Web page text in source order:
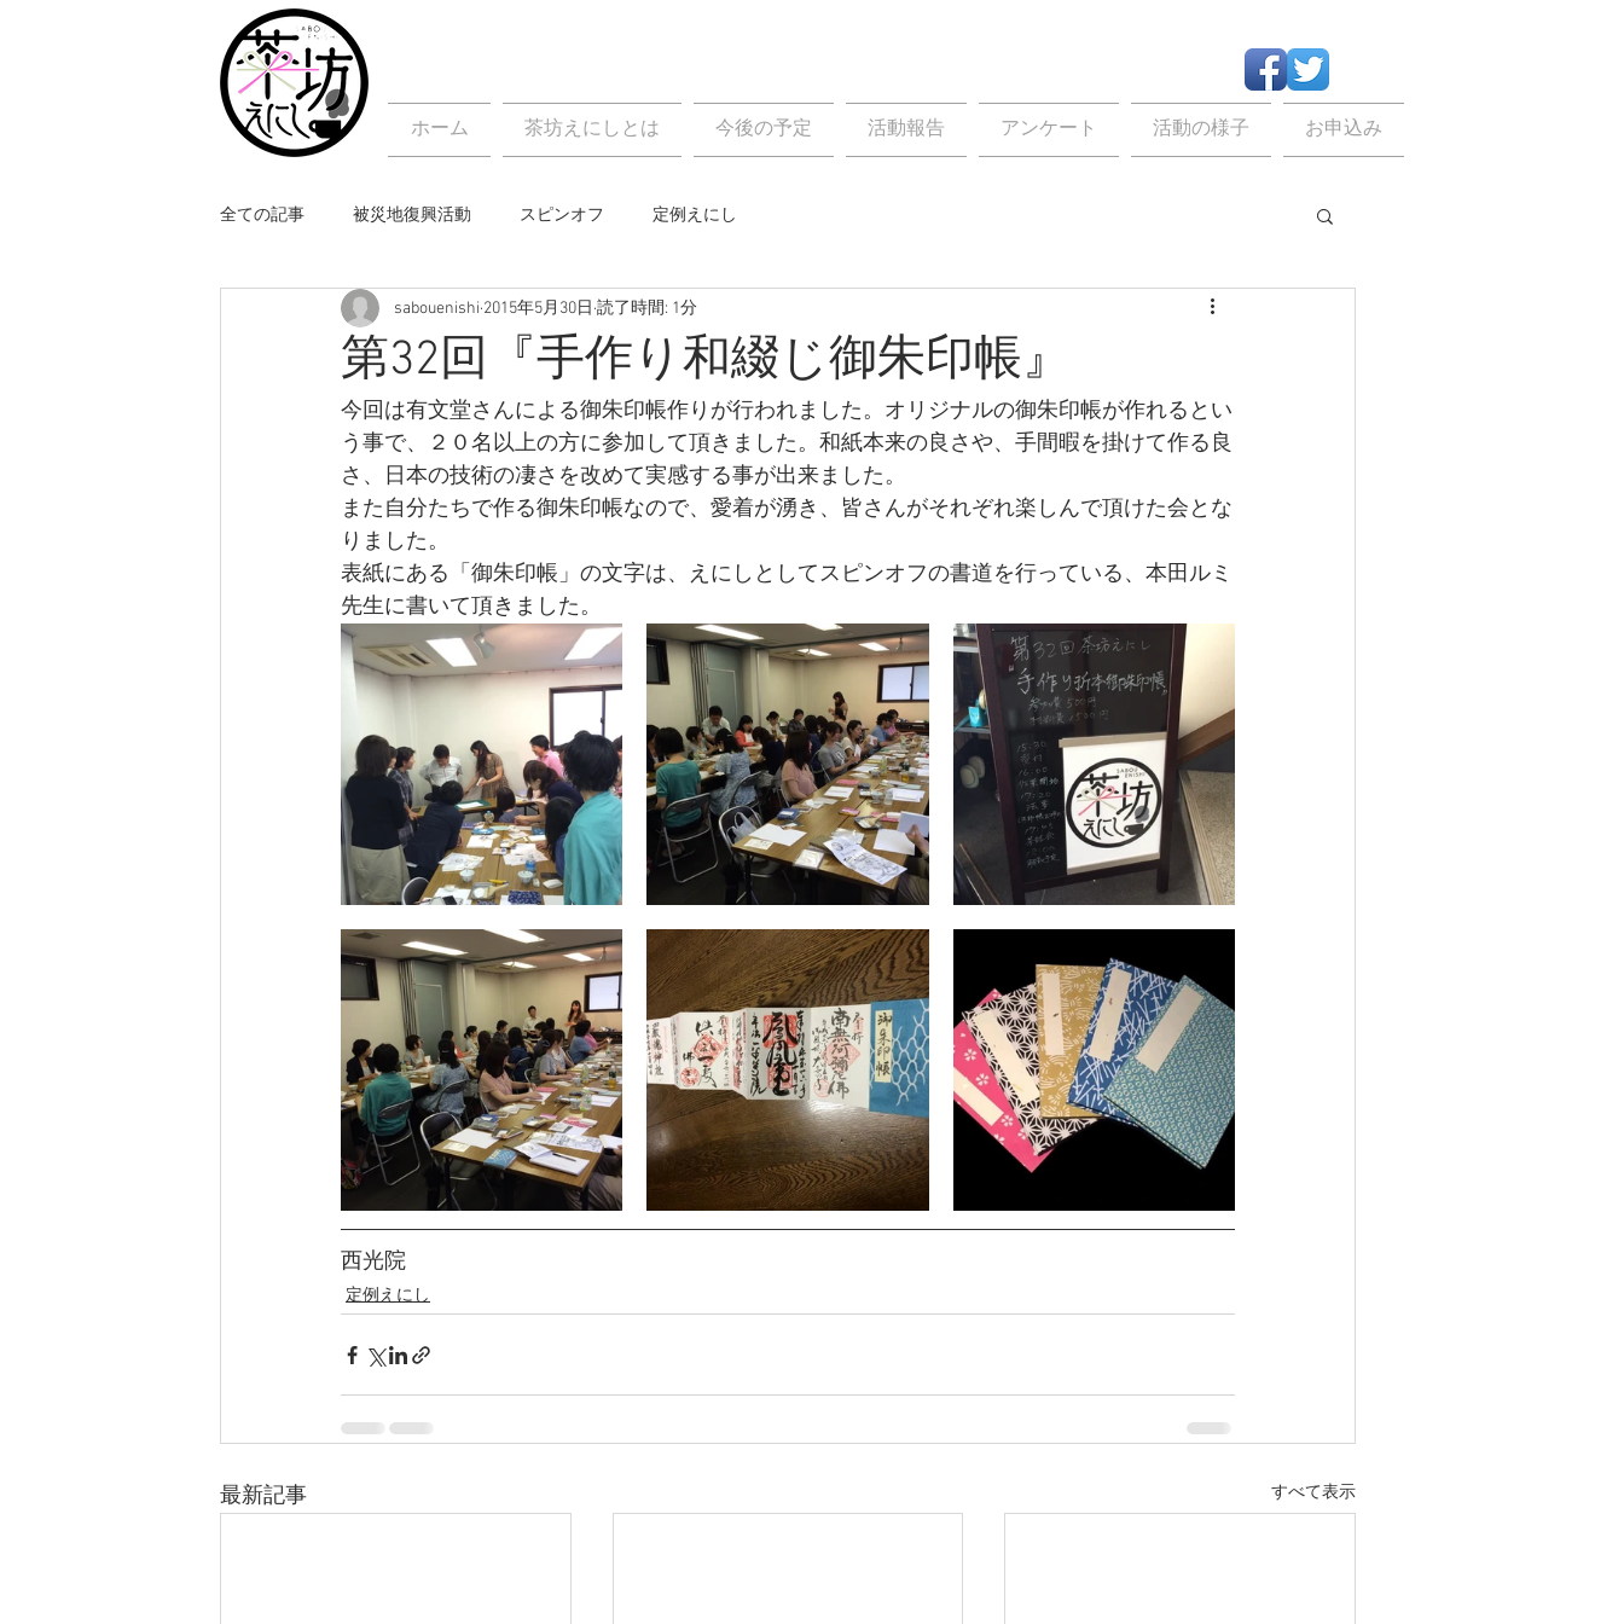
ホーム 茶坊えにしとは 今後の予定 活動報告 アンケート 活動の様子 お申込み
全ての記事 被災地復興活動 スピンオフ 定例えにし
第32回『手作り和綴じ御朱印帳』
sabouenishi 2015年5月30日 読了時間: 1分
今回は有文堂さんによる御朱印帳作りが行われました。オリジナルの御朱印帳が作れるとい
う事で、２０名以上の方に参加して頂きました。和紙本来の良さや、手間暇を掛けて作る良
さ、日本の技術の凄さを改めて実感する事が出来ました。
また自分たちで作る御朱印帳なので、愛着が湧き、皆さんがそれぞれ楽しんで頂けた会とな
りました。
表紙にある「御朱印帳」の文字は、えにしとしてスピンオフの書道を行っている、本田ルミ
先生に書いて頂きました。
西光院
定例えにし
最新記事 すべて表示